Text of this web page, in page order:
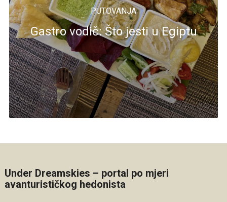
PUTOVANJA
Gastro vodič: Što jesti u Egiptu
Under Dreamskies – portal po mjeri
avanturističkog hedonista